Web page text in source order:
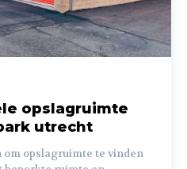
opslagruimte
utrecht
opslagruimte te vinden